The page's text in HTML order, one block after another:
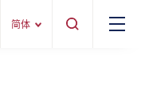
简体